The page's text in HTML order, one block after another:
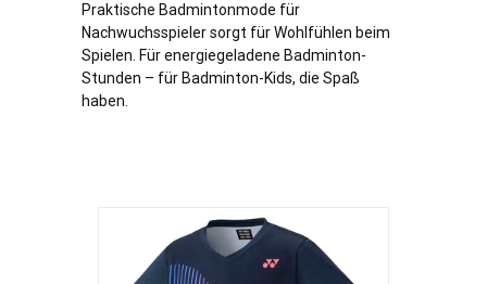
Praktische Badmintonmode für
Nachwuchsspieler sorgt für Wohlfühlen beim
Spielen. Für energiegeladene Badminton-
Stunden – für Badminton-Kids, die Spaß
haben.